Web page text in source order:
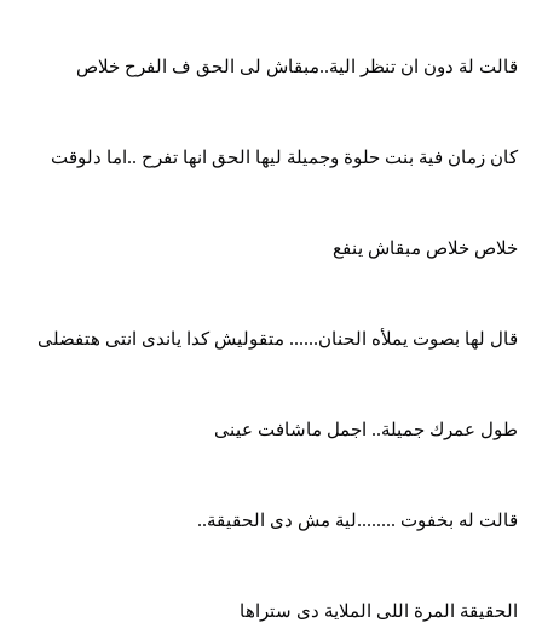
قالت لة دون ان تنظر الية..مبقاش لى الحق ف الفرح خلاص
كان زمان فية بنت حلوة وجميلة ليها الحق انها تفرح ..اما دلوقت
خلاص خلاص مبقاش ينفع
قال لها بصوت يملأه الحنان...... متقوليش كدا ياندى انتى هتفضلى
طول عمرك جميلة.. اجمل ماشافت عينى
قالت له بخفوت ........لية مش دى الحقيقة..
الحقيقة المرة اللى الملاية دى ستراها